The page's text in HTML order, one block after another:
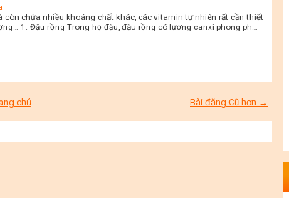
chứa nhiều khoáng chất khác, các vitamin tự nhiên rất cần thiết
1. Đậu rồng Trong họ đậu, đậu rồng có lượng canxi phong ph…
Bài đăng Cũ hơn →
chủ